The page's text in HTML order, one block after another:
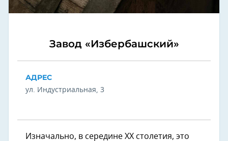
Завод «Избербашский»
АДРЕС
ул. Индустриальная, 3
Изначально, в середине ХХ столетия, это